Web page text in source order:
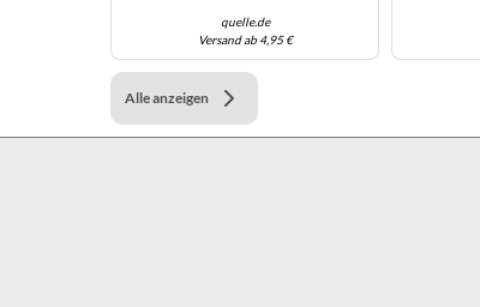
quelle.de
Versand ab 4,95 €
Alle anzeigen